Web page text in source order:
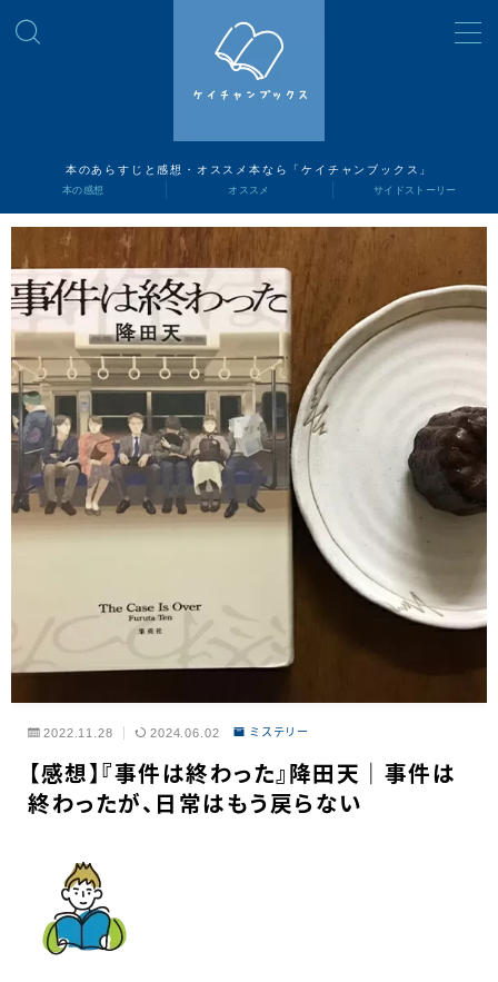
本のあらすじと感想・オススメ本なら「ケイチャンブックス」
本の感想
オススメ
サイドストーリー
本の感想 オススメ サイドストーリー
2022.11.28 2024.06.02 ミステリー
【感想】『事件は終わった』降田天｜事件は
終わったが、日常はもう戻らない